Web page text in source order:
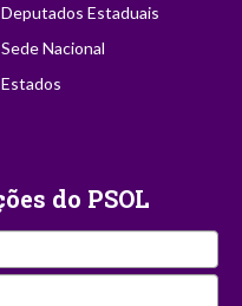
Deputados Estaduais
Sede Nacional
Estados
do PSOL